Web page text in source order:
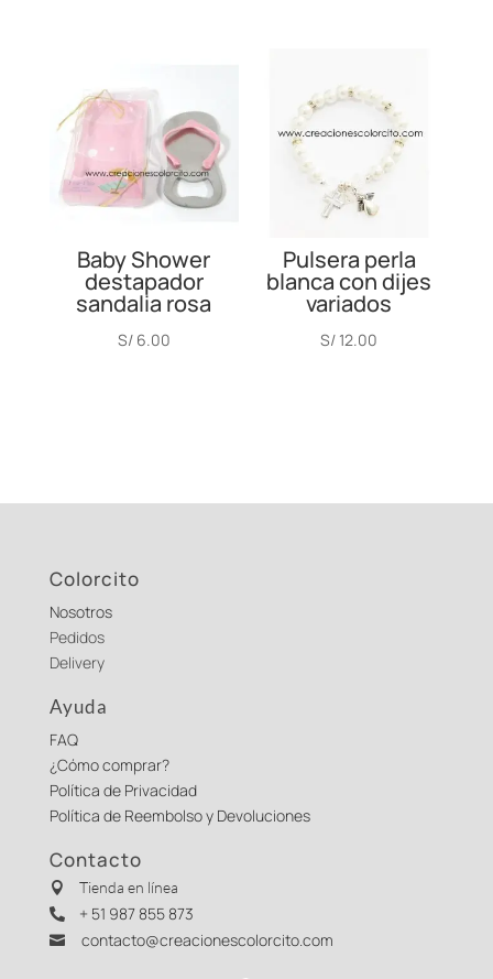
Baby Shower
destapador
sandalia rosa
S/6.00
Pulsera perla
blanca con dijes
variados
S/12.00
Colorcito
Nosotros
Pedidos
Delivery
Ayuda
FAQ
¿Cómo comprar?
Política de Privacidad
Política de Reembolso y Devoluciones
Contacto
 Tienda en línea
 + 51 987 855 873
 contacto@creacionescolorcito.com